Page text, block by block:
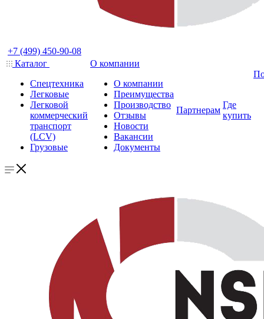
+7 (499) 450-90-08
Каталог
Спецтехника
Легковые
Легковой
коммерческий
транспорт
(LCV)
Грузовые
О компании
О компании
Преимущества
Производство
Отзывы
Новости
Вакансии
Документы
Партнерам
Где
купить